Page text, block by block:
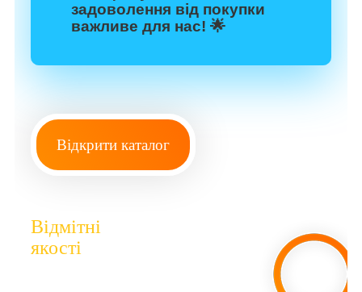
задоволення від покупки
важливе для нас! 🌟
Відкрити каталог
Відмітні
якості